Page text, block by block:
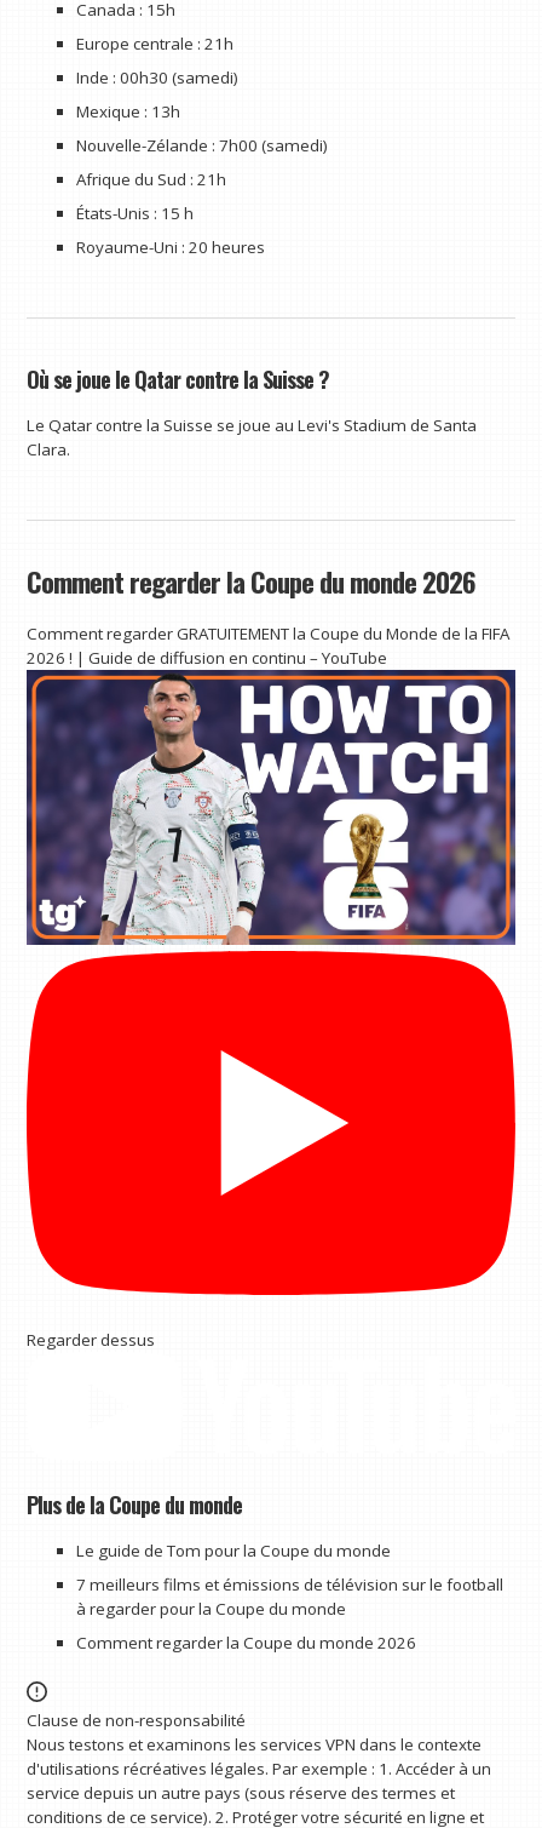
Canada : 15h
Europe centrale : 21h
Inde : 00h30 (samedi)
Mexique : 13h
Nouvelle-Zélande : 7h00 (samedi)
Afrique du Sud : 21h
États-Unis : 15 h
Royaume-Uni : 20 heures
Où se joue le Qatar contre la Suisse ?
Le Qatar contre la Suisse se joue au Levi's Stadium de Santa
Clara.
Comment regarder la Coupe du monde 2026
Comment regarder GRATUITEMENT la Coupe du Monde de la FIFA
2026 ! | Guide de diffusion en continu – YouTube
Regarder dessus
Plus de la Coupe du monde
Le guide de Tom pour la Coupe du monde
7 meilleurs films et émissions de télévision sur le football
à regarder pour la Coupe du monde
Comment regarder la Coupe du monde 2026
Clause de non-responsabilité
Nous testons et examinons les services VPN dans le contexte
d'utilisations récréatives légales. Par exemple : 1. Accéder à un
service depuis un autre pays (sous réserve des termes et
conditions de ce service). 2. Protéger votre sécurité en ligne et